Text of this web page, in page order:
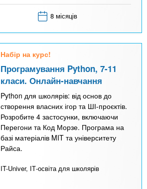
8 місяців
Набір на курс!
Програмування Python, 7-11
класи. Онлайн-навчання
Python для школярів: від основ до
створення власних ігор та ШІ-проєктів.
Розробите 4 застосунки, включаючи
Перегони та Код Морзе. Програма на
базі матеріалів MIT та університету
Райса.
IT-Univer, ІТ-освіта для школярів